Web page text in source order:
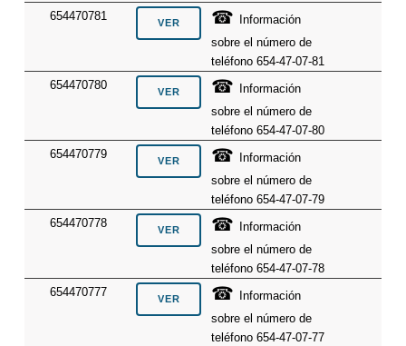
654470781 ☎
Información
sobre el número de
teléfono 654-47-07-81
654470780
☎
Información
sobre el número de
teléfono 654-47-07-80
654470779
☎
Información
sobre el número de
teléfono 654-47-07-79
654470778
☎
Información
sobre el número de
teléfono 654-47-07-78
654470777
☎
Información
sobre el número de
teléfono 654-47-07-77